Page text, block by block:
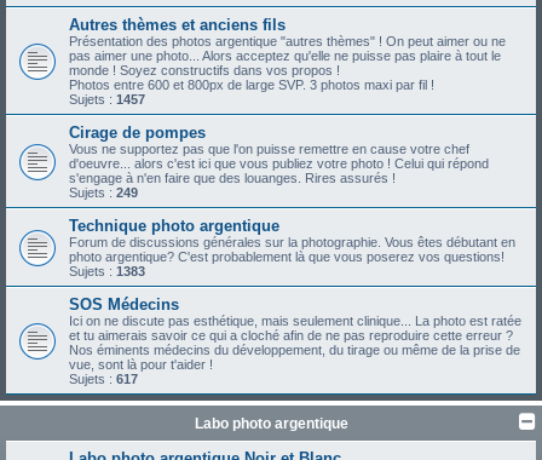
Autres thèmes et anciens fils
Présentation des photos argentique "autres thèmes" ! On peut aimer ou ne
pas aimer une photo... Alors acceptez qu'elle ne puisse pas plaire à tout le
monde ! Soyez constructifs dans vos propos !
Photos entre 600 et 800px de large SVP. 3 photos maxi par fil !
Sujets : 1457
Cirage de pompes
Vous ne supportez pas que l'on puisse remettre en cause votre chef
d'oeuvre... alors c'est ici que vous publiez votre photo ! Celui qui répond
s'engage à n'en faire que des louanges. Rires assurés !
Sujets : 249
Technique photo argentique
Forum de discussions générales sur la photographie. Vous êtes débutant en
photo argentique? C'est probablement là que vous poserez vos questions!
Sujets : 1383
SOS Médecins
Ici on ne discute pas esthétique, mais seulement clinique... La photo est ratée
et tu aimerais savoir ce qui a cloché afin de ne pas reproduire cette erreur ?
Nos éminents médecins du développement, du tirage ou même de la prise de
vue, sont là pour t'aider !
Sujets : 617
Labo photo argentique